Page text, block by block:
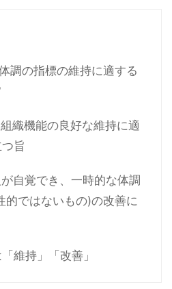
調の指標の維持に適する
織機能の良好な維持に適
旨
自覚でき、一時的な体調
的ではないもの)の改善に
維持」「改善」